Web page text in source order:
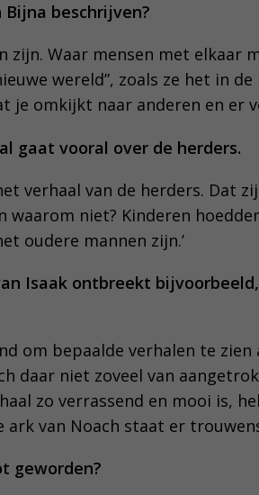
beschrijven?
zijn. Waar mensen met elkaar
wereld”, zoals ze het in
je omkijkt naar anderen en er
gaat vooral over de herders.
verhaal van de herders. Dat
waarom niet? Kinderen
oudere mannen zijn.’
Isaak ontbreekt
om bepaalde verhalen te zien
daar niet zoveel van
zo verrassend en mooi is,
van Noach staat er
geworden?